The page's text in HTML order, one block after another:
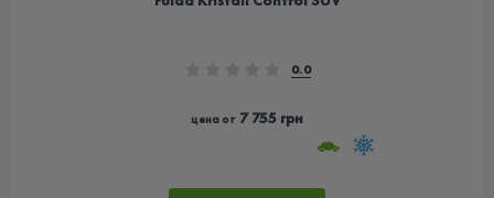
0.0
цена от 7 755 грн